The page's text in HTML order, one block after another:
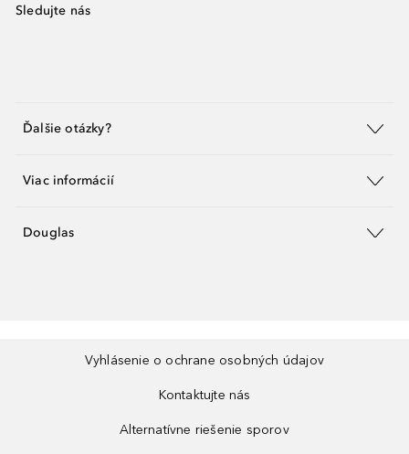
Sledujte nás
Ďalšie otázky?
Viac informácií
Douglas
Vyhlásenie o ochrane osobných údajov
Kontaktujte nás
Alternatívne riešenie sporov